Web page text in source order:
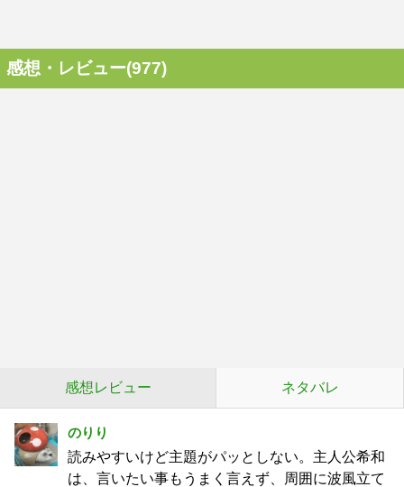
感想・レビュー(977)
感想レビュー ネタバレ
のりり
読みやすいけど主題がパッとしない。主人公希和
は、言いたい事もうまく言えず、周囲に波風立て